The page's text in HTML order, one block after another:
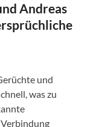
Andreas
und
was zu